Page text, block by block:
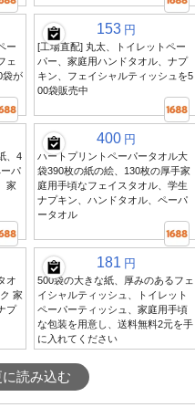
ー
ェ
袋が
153 円
[工場直配] 丸太、トイレットペー
パー、家庭用ハンドタオル、ナプ
キン、フェイシャルティッシュを5
00袋販売中
、4
パ
家
400 円
ハートプリントペーパータオル大
袋390枚の紙の絵、130枚の厚手家
庭用手頃なフェイスタオル、学生
ナプキン、ハンドタオル、ペーパ
ータオル
オ
家
プ
181 円
500袋の大きな紙、厚みのあるフェ
イシャルティッシュ、トイレット
ペーパーティッシュ、家庭用手頃
な包装を用意し、送料無料2元を手
に入れてください
に読み込む